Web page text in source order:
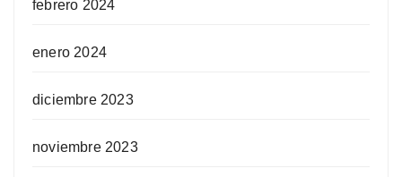
febrero 2024
enero 2024
diciembre 2023
noviembre 2023